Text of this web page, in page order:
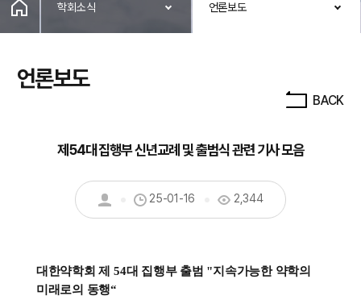
학회소식 언론보도
언론보도
BACK
제54대 집행부 신년교례 및 출범식 관련 기사 모음
25-01-16 2,344
대한약학회 제 54대 집행부 출범 "지속가능한 약학의
미래로의 동행“